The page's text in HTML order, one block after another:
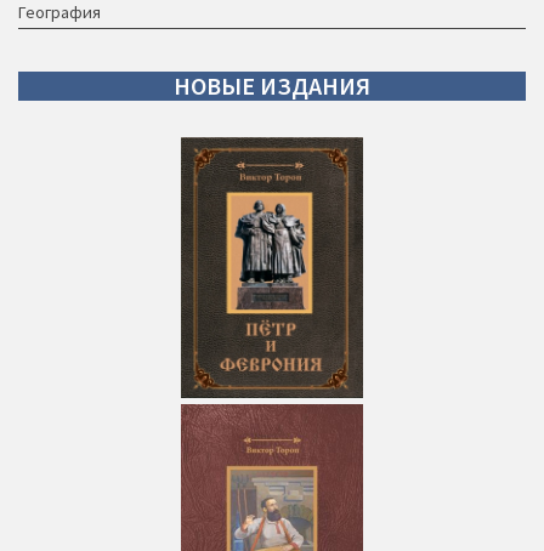
География
НОВЫЕ ИЗДАНИЯ